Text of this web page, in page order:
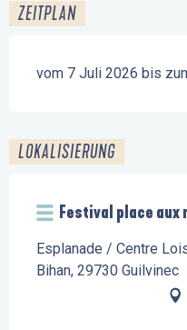
ZEITPLAN
vom 7 Juli 2026 bis
LOKALISIERUNG
Festival place aux
Esplanade / Centre
Bihan, 29730 Guilvinec